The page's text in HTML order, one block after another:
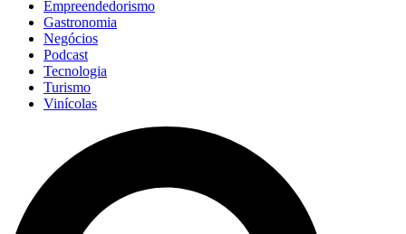
Empreendedorismo
Gastronomia
Negócios
Podcast
Tecnologia
Turismo
Vinícolas